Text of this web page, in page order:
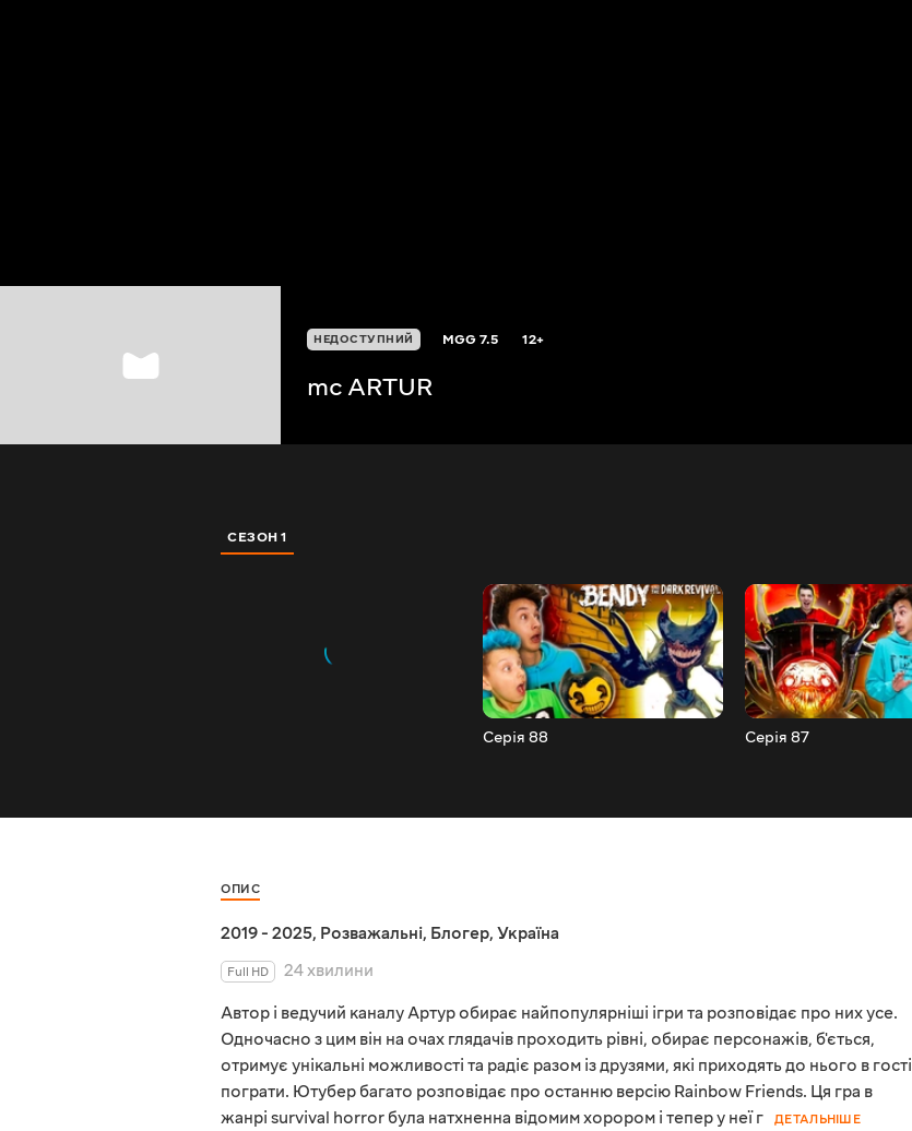
НЕДОСТУПНИЙ MGG7.5 12+
mc ARTUR
СЕЗОН 1
Серія 88 Серія 87
ОПИС
2019 - 2025, Розважальні, Блогер, Україна
Full HD
24 хвилини
Автор і ведучий каналу Артур обирає найпопулярніші ігри та розповідає про них усе.
Одночасно з цим він на очах глядачів проходить рівні, обирає персонажів, б'ється,
отримує унікальні можливості та радіє разом із друзями, які приходять до нього в гості
пограти. Ютубер багато розповідає про останню версію Rainbow Friends. Ця гра в
жанрі survival horror була натхненна відомим хорором і тепер у неї г
ДЕТАЛЬНІШЕ